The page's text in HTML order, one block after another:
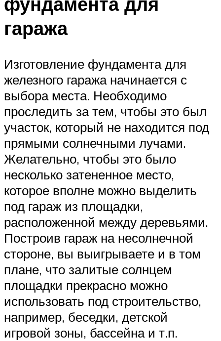
гаража
Изготовление фундамента для
железного гаража начинается с
выбора места. Необходимо
проследить за тем, чтобы это был
участок, который не находится под
прямыми солнечными лучами.
Желательно, чтобы это было
несколько затененное место,
которое вполне можно выделить
под гараж из площадки,
расположенной между деревьями.
Построив гараж на несолнечной
стороне, вы выигрываете и в том
плане, что залитые солнцем
площадки прекрасно можно
использовать под строительство,
например, беседки, детской
игровой зоны, бассейна и т.п.